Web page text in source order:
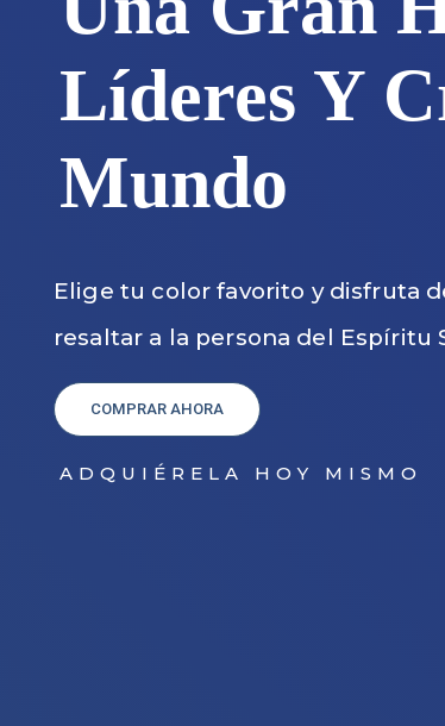
Líderes Y
Mundo
Elige tu color favorito y disfruta
resaltar a la persona del Espíritu
COMPRAR AHORA
ADQUIÉRELA HOY MISMO